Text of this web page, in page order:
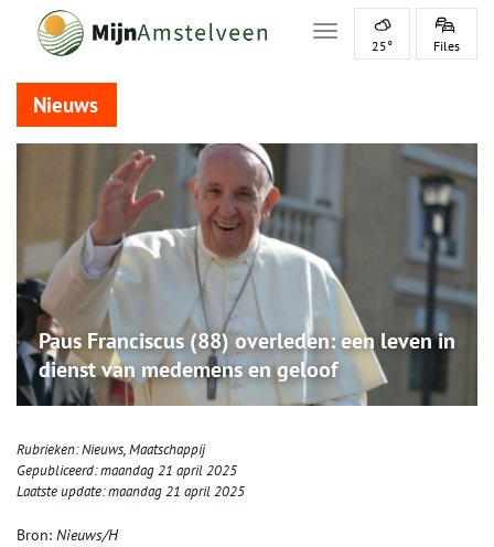
Toggle navigation
25° Files
Nieuws
Paus Franciscus (88) overleden: een leven in
dienst van medemens en geloof
Rubrieken:Nieuws,Maatschappij
Gepubliceerd:maandag 21 april 2025
Laatste update:maandag 21 april 2025
Bron: Nieuws/H